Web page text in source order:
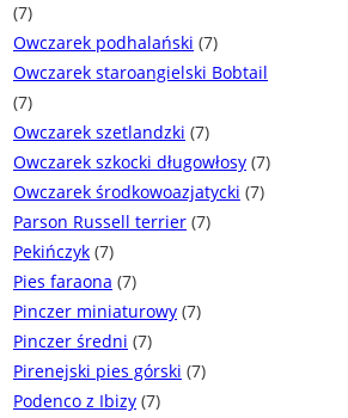
(7)
Owczarek podhalański (7)
Owczarek staroangielski Bobtail
(7)
Owczarek szetlandzki (7)
Owczarek szkocki długowłosy (7)
Owczarek środkowoazjatycki (7)
Parson Russell terrier (7)
Pekińczyk (7)
Pies faraona (7)
Pinczer miniaturowy (7)
Pinczer średni (7)
Pirenejski pies górski (7)
Podenco z Ibizy (7)